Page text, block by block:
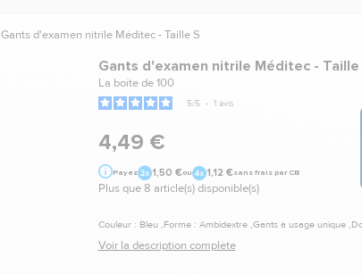
Gants d'examen nitrile Méditec - Taille S
Gants d'examen nitrile Méditec - Taille
La boîte de 100
5/5 - 1 avis
4,49 €
Payez 1,50 €ou 1,12 €sans frais par CB
Plus que 8 article(s) disponible(s)
Couleur : Bleu ,Forme : Ambidextre ,Gants à usage unique
Voir la description complète